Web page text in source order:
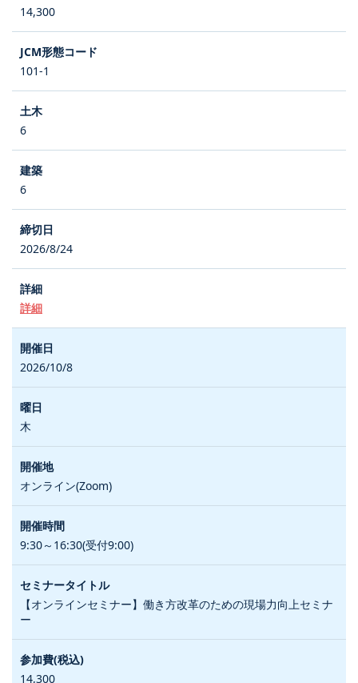
14,300
101-1
6
6
2026/8/24
詳細
2026/10/8
木
オンライン(Zoom)
9:30～16:30(受付9:00)
【オンラインセミナー】働き方改革のための現場力向上セミナ
ー
14,300